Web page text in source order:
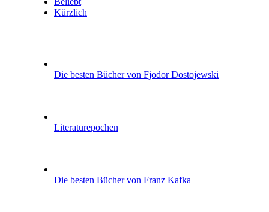
Kürzlich
Die besten Bücher von Fjodor Dostojewski
Literaturepochen
Die besten Bücher von Franz Kafka